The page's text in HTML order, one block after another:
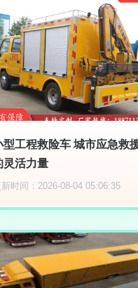
型工程救险车 城市应急救
灵活力量
新时间：2026-08-04 05:06:35